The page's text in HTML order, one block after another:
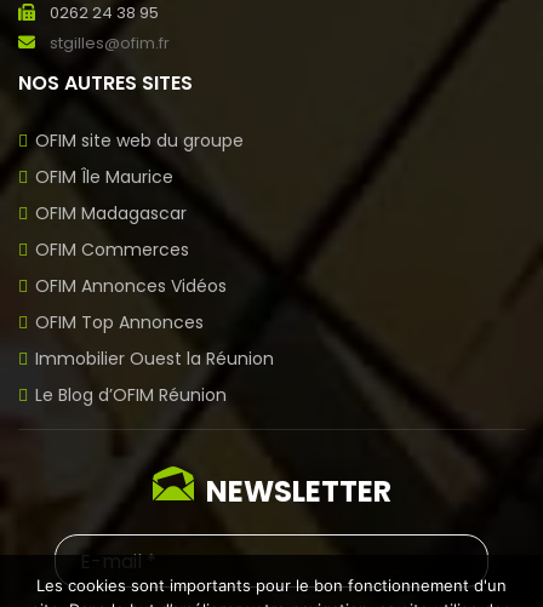
0262 24 38 95
stgilles@ofim.fr
NOS AUTRES SITES
OFIM site web du groupe
OFIM Île Maurice
OFIM Madagascar
OFIM Commerces
OFIM Annonces Vidéos
OFIM Top Annonces
Immobilier Ouest la Réunion
Le Blog d’OFIM Réunion
NEWSLETTER
Les cookies sont importants pour le bon fonctionnement d'un